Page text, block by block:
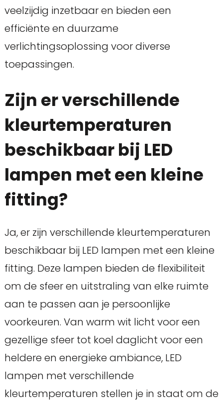
veelzijdig inzetbaar en bieden een
efficiënte en duurzame
verlichtingsoplossing voor diverse
toepassingen.
Zijn er verschillende
kleurtemperaturen
beschikbaar bij LED
lampen met een kleine
fitting?
Ja, er zijn verschillende kleurtemperaturen
beschikbaar bij LED lampen met een kleine
fitting. Deze lampen bieden de flexibiliteit
om de sfeer en uitstraling van elke ruimte
aan te passen aan je persoonlijke
voorkeuren. Van warm wit licht voor een
gezellige sfeer tot koel daglicht voor een
heldere en energieke ambiance, LED
lampen met verschillende
kleurtemperaturen stellen je in staat om de